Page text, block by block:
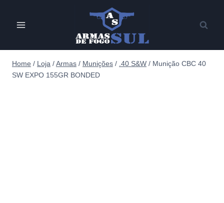
Home / Loja /Armas / Munições / .40 S&W / Munição CBC 40
SW EXPO 155GR BONDED